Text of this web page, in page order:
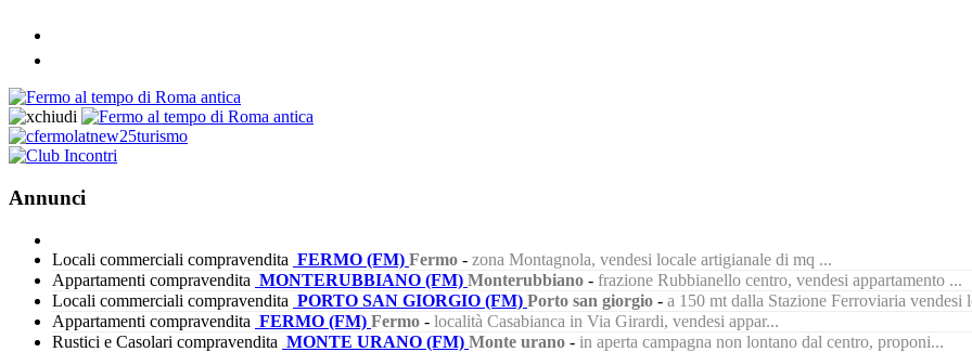
Annunci
Locali commerciali compravendita FERMO (FM) Fermo - zona Montagnola, vendesi locale artigianale di mq ...
Appartamenti compravendita MONTERUBBIANO (FM) Monterubbiano - frazione Rubbianello centro, vendesi appartamento ...
Locali commerciali compravendita PORTO SAN GIORGIO (FM) Porto san giorgio - a 150 mt dalla Stazione Ferroviaria vendesi
Appartamenti compravendita FERMO (FM) Fermo - località Casabianca in Via Girardi, vendesi appar...
Rustici e Casolari compravendita MONTE URANO (FM) Monte urano - in aperta campagna non lontano dal centro, proponi...